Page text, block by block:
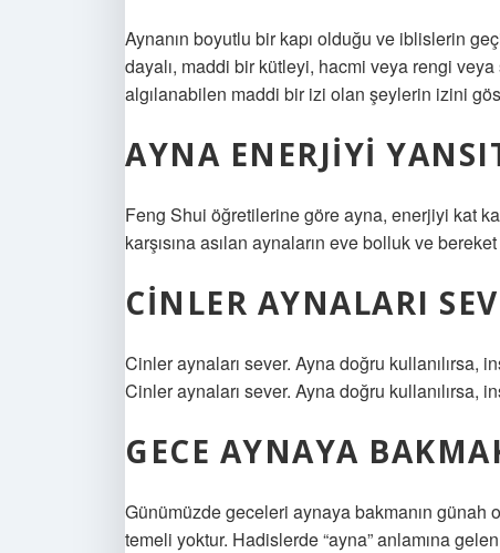
Aynanın boyutlu bir kapı olduğu ve iblislerin
dayalı, maddi bir kütleyi, hacmi veya rengi veya
algılanabilen maddi bir izi olan şeylerin izini
AYNA ENERJIYI
Feng Shui öğretilerine göre ayna, enerjiyi kat
karşısına asılan aynaların eve bolluk ve
CINLER AYNALARI
Cinler aynaları sever. Ayna doğru kullanılırsa,
Cinler aynaları sever. Ayna doğru kullanılırsa,
GECE AYNAYA
Günümüzde geceleri aynaya bakmanın günah
temeli yoktur. Hadislerde “ayna” anlamına